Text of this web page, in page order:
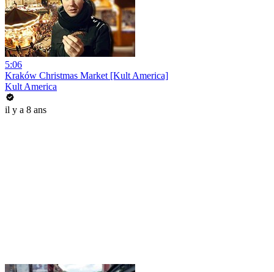
5:06
Kraków Christmas Market [Kult America]
Kult America
il y a 8 ans